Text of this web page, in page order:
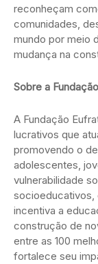
reconheçam
comunidades,
mundo por meio
mudança na
Sobre a
A Fundação
lucrativos que
promovendo o
adolescentes,
vulnerabilidade
socioeducativos,
incentiva a
construção de
entre as 100
fortalece seu